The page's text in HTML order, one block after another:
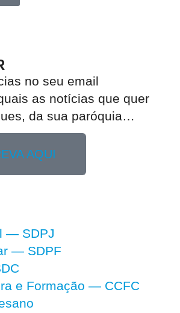
no seu email​
as notícias que quer
da sua paróquia…
AQUI
— SDPJ
— SDPF
e Formação — CCFC